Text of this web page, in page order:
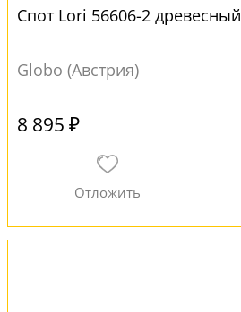
Спот Lori 56606-2 древесный
Globo (Австрия)
8 895 ₽